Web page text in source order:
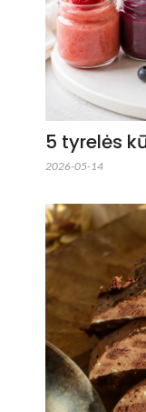
5 tyrelės
2026-05-14